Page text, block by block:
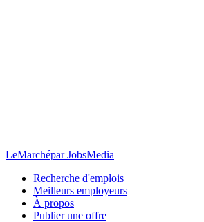
LeMarchépar JobsMedia
Recherche d'emplois
Meilleurs employeurs
À propos
Publier une offre